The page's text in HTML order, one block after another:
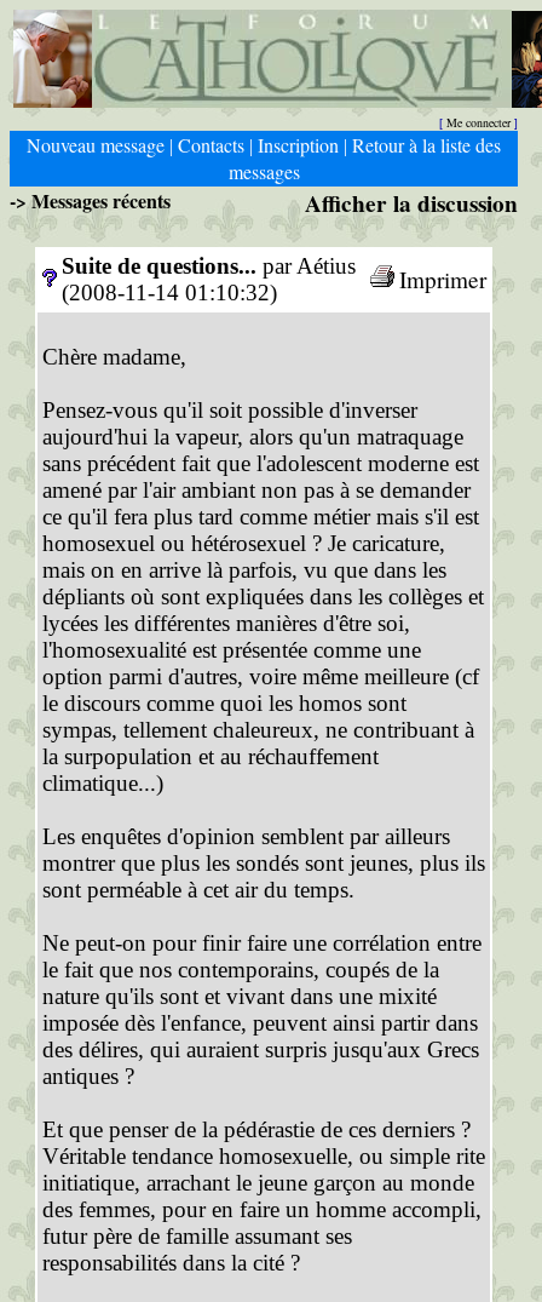
[ Me connecter]
Nouveau message | Contacts | Inscription | Retour à la liste des
messages
-> Messages récents Afficher la discussion
Suite de questions... par Aétius
(2008-11-14 01:10:32)
Imprimer
Chère madame,
Pensez-vous qu'il soit possible d'inverser
aujourd'hui la vapeur, alors qu'un matraquage
sans précédent fait que l'adolescent moderne est
amené par l'air ambiant non pas à se demander
ce qu'il fera plus tard comme métier mais s'il est
homosexuel ou hétérosexuel ? Je caricature,
mais on en arrive là parfois, vu que dans les
dépliants où sont expliquées dans les collèges et
lycées les différentes manières d'être soi,
l'homosexualité est présentée comme une
option parmi d'autres, voire même meilleure (cf
le discours comme quoi les homos sont
sympas, tellement chaleureux, ne contribuant à
la surpopulation et au réchauffement
climatique...)
Les enquêtes d'opinion semblent par ailleurs
montrer que plus les sondés sont jeunes, plus ils
sont perméable à cet air du temps.
Ne peut-on pour finir faire une corrélation entre
le fait que nos contemporains, coupés de la
nature qu'ils sont et vivant dans une mixité
imposée dès l'enfance, peuvent ainsi partir dans
des délires, qui auraient surpris jusqu'aux Grecs
antiques ?
Et que penser de la pédérastie de ces derniers ?
Véritable tendance homosexuelle, ou simple rite
initiatique, arrachant le jeune garçon au monde
des femmes, pour en faire un homme accompli,
futur père de famille assumant ses
responsabilités dans la cité ?